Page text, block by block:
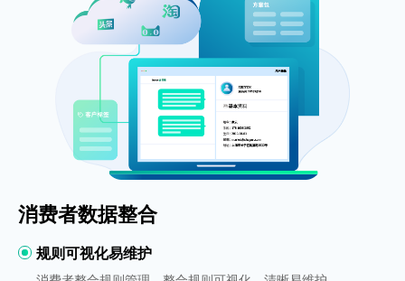
消费者数据整合
规则可视化易维护